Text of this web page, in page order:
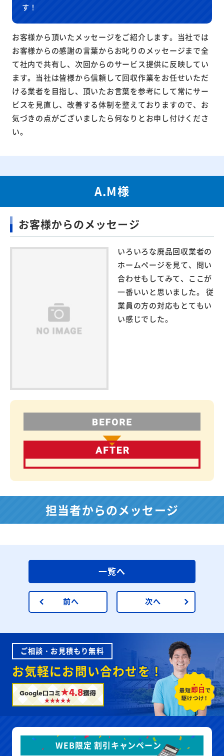
す！
お客様から頂いたメッセージをご紹介します。当社では
お客様からの感謝の言葉からお叱りのメッセージまで全
て社内で共有し、次回からのサービス提供に反映してい
ます。当社は皆様から信頼して回収作業をお任せいただ
ける業者を目指し、頂いたお言葉を参考にして常にサー
ビスを見直し、改善する体制を整えておりますので、お
気づきの点がございましたら何なりとお申し付けくださ
い。
A.M様
お客様からのメッセージ
いろいろな廃品回収業者の
ホームページを見て、問い
合わせもしてみて、ここが
一番いいと思いました。 従
業員の方の対応もとてもい
い感じでした。
担当者からのメッセージ
前へ
一覧へ
次へ
ご相談・お見積もり無料
お気軽にお問い合わせを！
Google口コミ★4.8獲得
WEB限定 割引キャンペーン